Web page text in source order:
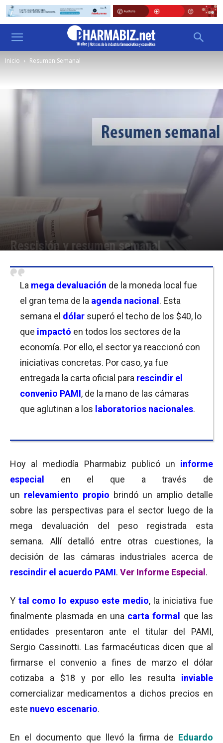
Inicio Resumen Semanal
Rescisión y resumen semanal
La mega devaluación de la moneda local fue
el gran tema de la agenda nacional . Esta
semana el dólar superó el techo de los $40, lo
que impactó en todos los sectores de la
economía. Por ello, el sector ya reaccionó con
iniciativas concretas. Por caso, ya fue
entregada la carta oficial para rescindir el
convenio PAMI, de la mano de las cámaras
que aglutinan a los laboratorios nacionales.
Hoy al mediodía Pharmabiz publicó un informe
especial
en el que a través de
un relevamiento propio brindó un amplio detalle
sobre las perspectivas para el sector luego de la
mega devaluación del peso registrada esta
semana. Allí detalló entre otras cuestiones, la
decisión de las cámaras industriales acerca de
rescindir el acuerdo PAMI. Ver Informe Especial .
Y tal como lo expuso este medio, la iniciativa fue
finalmente plasmada en una carta formal
que las
entidades presentaron ante el titular del PAMI,
Sergio Cassinotti. Las farmacéuticas dicen que al
firmarse el convenio a fines de marzo el dólar
cotizaba a $18 y por ello les resulta inviable
comercializar medicamentos a dichos precios en
este nuevo escenario.
En el documento que llevó la firma de Eduardo